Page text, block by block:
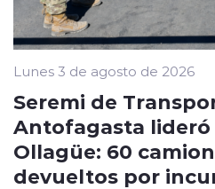
Lunes 3 de agosto de 2026
Seremi de
Antofagasta
Ollagüe: 60
devueltos por